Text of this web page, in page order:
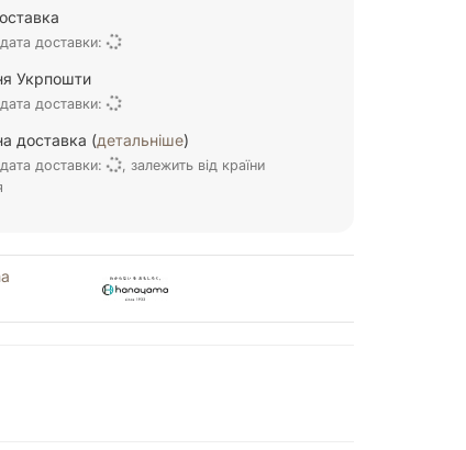
доставки:
Укрпошти
доставки:
доставка (детальніше)
доставки:
, залежить від країни